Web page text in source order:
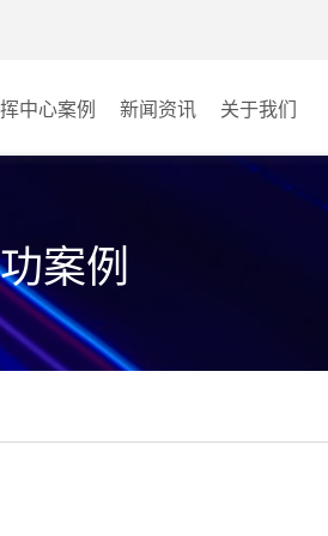
中心案例
政府指挥中心
数据指挥中心
监控指挥中心
新闻资讯 关于我们
案例